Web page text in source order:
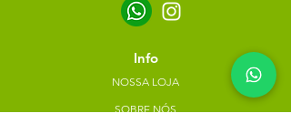
Info
NOSSA LOJA
SOBRE NÓS